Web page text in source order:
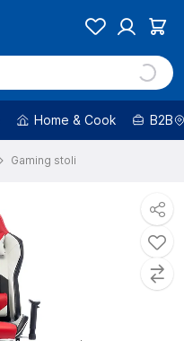
Home & Cook B2B
Gaming stoli